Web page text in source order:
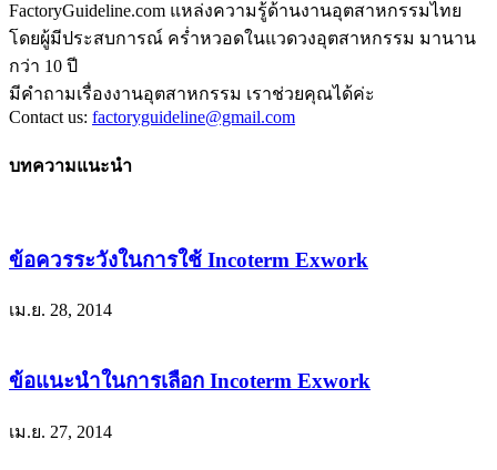
FactoryGuideline.com แหล่งความรู้ด้านงานอุตสาหกรรมไทย
โดยผู้มีประสบการณ์ คร่ำหวอดในแวดวงอุตสาหกรรม มานาน
กว่า 10 ปี
มีคำถามเรื่องงานอุตสาหกรรม เราช่วยคุณได้ค่ะ
Contact us: factoryguideline@gmail.com
บทความแนะนำ
ข้อควรระวังในการใช้ Incoterm Exwork
เม.ย. 28, 2014
ข้อแนะนำในการเลือก Incoterm Exwork
เม.ย. 27, 2014